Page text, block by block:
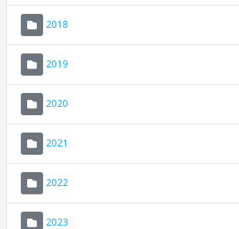
2018
2019
2020
2021
2022
2023